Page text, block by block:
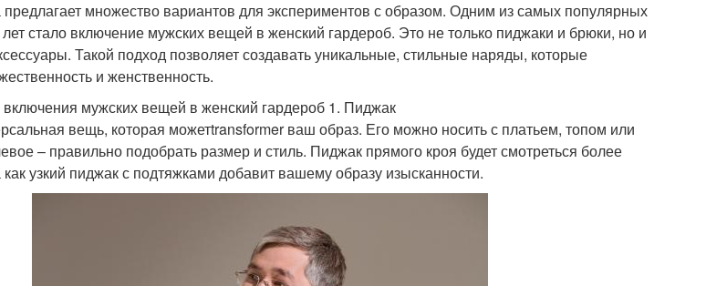
множество вариантов для экспериментов с образом. Одним из самых популярных
стало включение мужских вещей в женский гардероб. Это не только пиджаки и брюки, но и
Такой подход позволяет создавать уникальные, стильные наряды, которые
и женственность.
мужских вещей в женский гардероб 1. Пиджак
вещь, которая можетtransformer ваш образ. Его можно носить с платьем, топом или
– правильно подобрать размер и стиль. Пиджак прямого кроя будет смотреться более
узкий пиджак с подтяжками добавит вашему образу изысканности.